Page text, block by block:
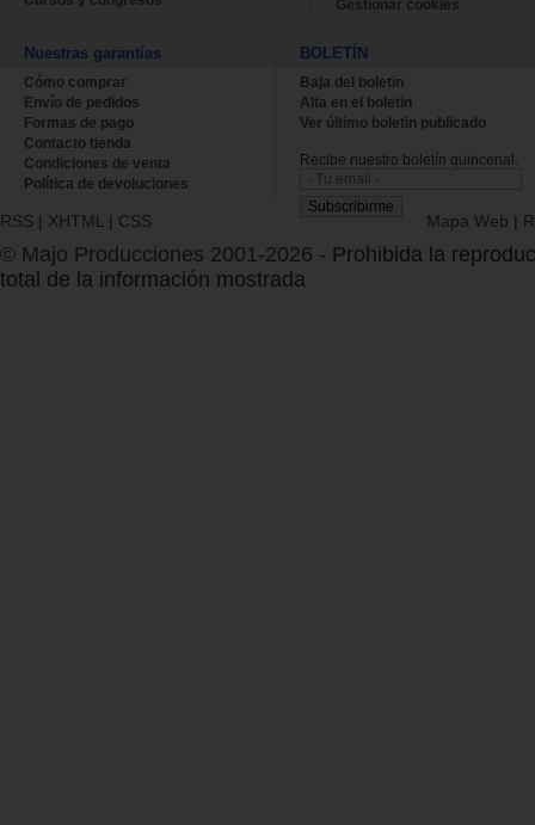
Gestionar cookies
Nuestras garantías
Cómo comprar
Envío de pedidos
Formas de pago
Contacto tienda
Condiciones de venta
Política de devoluciones
BOLETÍN
Baja del boletin
Alta en el boletin
Ver último boletin publicado
Recibe nuestro boletín quincenal.
RSS | XHTML | CSS Mapa Web |
© Majo Producciones 2001-2026 - Prohibida la
total de la información mostrada